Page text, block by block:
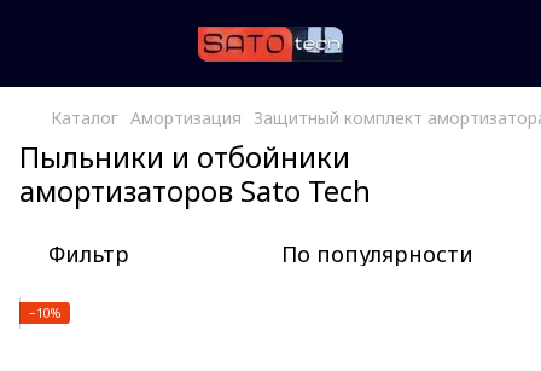
Каталог Амортизация Защитный комплект
Пыльники и отбойники
амортизаторов Sato Tech
Фильтр По популярности
−10%